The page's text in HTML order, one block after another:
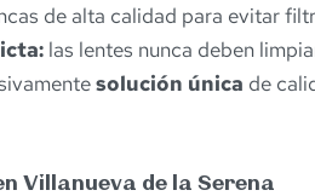
de alta calidad para evitar
las lentes nunca deben
solución única de
Villanueva de la Serena